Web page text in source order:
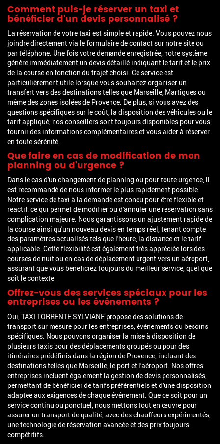
Comment puis-je réserver un taxi et
bénéficier d'un devis personnalisé ?
La réservation de votre taxi est simple et rapide. Vous pouvez nous
joindre directement via le formulaire de contact sur notre site ou
par téléphone. Une fois votre demande enregistrée, notre système
génère immédiatement un devis détaillé indiquant le tarif et le prix
de la course en fonction du trajet choisi. Ce service est
particulièrement utile lorsque vous souhaitez organiser un
transfert vers des destinations telles que Marseille, Martigues ou
même des zones isolées de Provence. De plus, si vous avez des
questions spécifiques sur le coût, la disposition des véhicules ou le
tarif appliqué, nos conseillers sont toujours disponibles pour vous
fournir des informations complémentaires et vous aider à réserver
en toute sérénité.
Que faire en cas de modification de mon
planning ou d'urgence ?
Dans le cas d'un changement de planning ou pour toute urgence, il
est recommandé de nous informer le plus rapidement possible.
Notre service de taxi à la demande est conçu pour être flexible et
réactif, ce qui permet de modifier ou d'annuler une réservation sans
complication majeure. Nous garantissons un ajustement rapide de
la course ainsi qu'un nouveau devis en temps réel, tenant compte
des paramètres actualisés tels que l'heure, la distance et le tarif
applicable. Cette flexibilité est également très appréciée lors des
courses de nuit ou en cas de déplacement urgent vers un aéroport,
assurant que vous bénéficiez toujours du meilleur service, quel que
soit le contexte.
Offrez-vous des services spéciaux pour les
entreprises ou les événements ?
Oui, TAXI TORRENTE SYLVIANE propose des solutions de
transport sur mesure pour les entreprises, événements ou besoins
spécifiques. Nous pouvons organiser la mise à disposition de
plusieurs taxis pour des déplacements groupés ou pour des
itinéraires prédéfinis dans la région de Provence, incluant des
destinations telles que Marseille, le port et l'aéroport. Nos offres
entreprises incluent également la gestion de devis personnalisés,
permettant de bénéficier de tarifs préférentiels et d'une disposition
adaptée aux exigences de chaque événement. Que ce soit pour un
service continu ou ponctuel, nous mettons tout en œuvre pour
assurer un transport de qualité, avec des chauffeurs expérimentés,
une technologie de réservation avancée et des prix toujours
compétitifs.